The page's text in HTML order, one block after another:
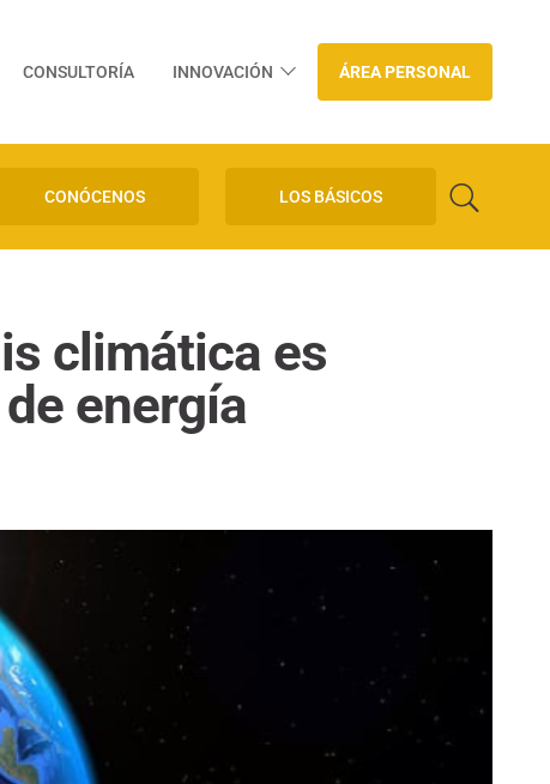
CONSULTORÍA INNOVACIÓN ÁREA PERSONAL
CONÓCENOS LOS BÁSICOS
climática es
energía